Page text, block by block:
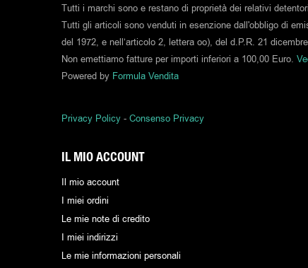
Tutti i marchi sono e restano di proprietà dei relativi
Tutti gli articoli sono venduti in esenzione dall'obbligo di
del 1972, e nell’articolo 2, lettera oo), del d.P.R. 21
Non emettiamo fatture per importi inferiori a 100,00 Euro.
Powered by Formula Vendita
Privacy Policy - Consenso Privacy
IL MIO ACCOUNT
Il mio account
I miei ordini
Le mie note di credito
I miei indirizzi
Le mie informazioni personali